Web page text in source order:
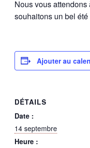
Nous vous
souhaitons un bel
Ajouter au
DÉTAILS
Date :
14 septembre
Heure :